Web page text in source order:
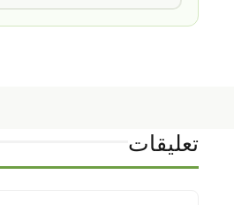
تعليقات